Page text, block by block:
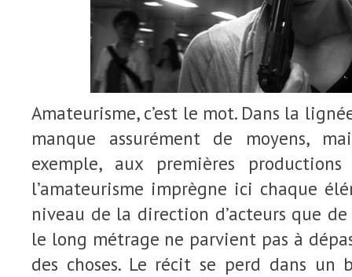
Amateurisme, c’est le mot. Dans la
manque assurément de moyens,
exemple, aux premières
l’amateurisme imprègne ici chaque
niveau de la direction d’acteurs que
le long métrage ne parvient pas à
des choses. Le récit se perd dans un